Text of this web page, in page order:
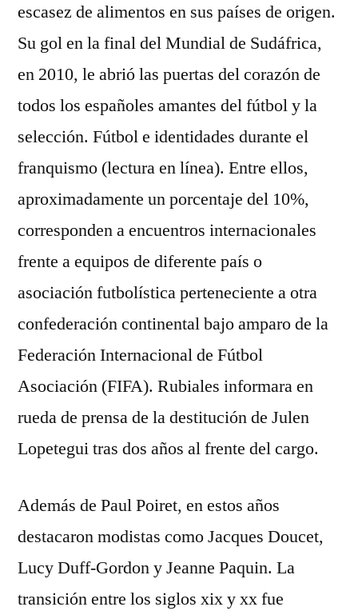
escasez de alimentos en sus países de origen.
Su gol en la final del Mundial de Sudáfrica,
en 2010, le abrió las puertas del corazón de
todos los españoles amantes del fútbol y la
selección. Fútbol e identidades durante el
franquismo (lectura en línea). Entre ellos,
aproximadamente un porcentaje del 10%,
corresponden a encuentros internacionales
frente a equipos de diferente país o
asociación futbolística perteneciente a otra
confederación continental bajo amparo de la
Federación Internacional de Fútbol
Asociación (FIFA). Rubiales informara en
rueda de prensa de la destitución de Julen
Lopetegui tras dos años al frente del cargo.
Además de Paul Poiret, en estos años
destacaron modistas como Jacques Doucet,
Lucy Duff-Gordon y Jeanne Paquin. La
transición entre los siglos xix y xx fue